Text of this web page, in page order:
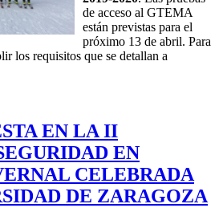
de acceso al GTEMA
están previstas para el
próximo 13 de abril. Para
los requisitos que se detallan a
EN LA II
EN
CELEBRADA
DE ZARAGOZA